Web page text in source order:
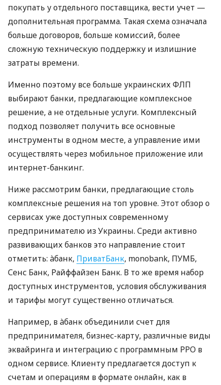
покупать у отдельного поставщика, вести учет —
дополнительная программа. Такая схема означала
больше договоров, больше комиссий, более
сложную техническую поддержку и излишние
затраты времени.
Именно поэтому все больше украинских ФЛП
выбирают банки, предлагающие комплексное
решение, а не отдельные услуги. Комплексный
подход позволяет получить все основные
инструменты в одном месте, а управление ими
осуществлять через мобильное приложение или
интернет-банкинг.
Ниже рассмотрим банки, предлагающие столь
комплексные решения на топ уровне. Этот обзор о
сервисах уже доступных современному
предпринимателю из Украины. Среди активно
развивающих банков это направление стоит
отметить: àбанк, ПриватБанк, monobank, ПУМБ,
Сенс Банк, Райффайзен Банк. В то же время набор
доступных инструментов, условия обслуживания
и тарифы могут существенно отличаться.
Например, в àбанк объединили счет для
предпринимателя, бизнес-карту, различные виды
эквайринга и интеграцию с программным РРО в
одном сервисе. Клиенту предлагается доступ к
счетам и операциям в формате онлайн, как в